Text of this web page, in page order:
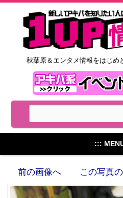
秋葉原＆エンタメ情報をはじめ
:::
前の画像へ この写真